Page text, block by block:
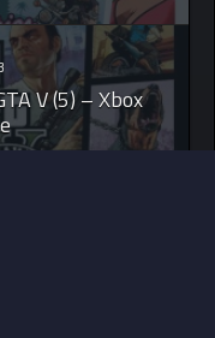
V (5) – Xbox